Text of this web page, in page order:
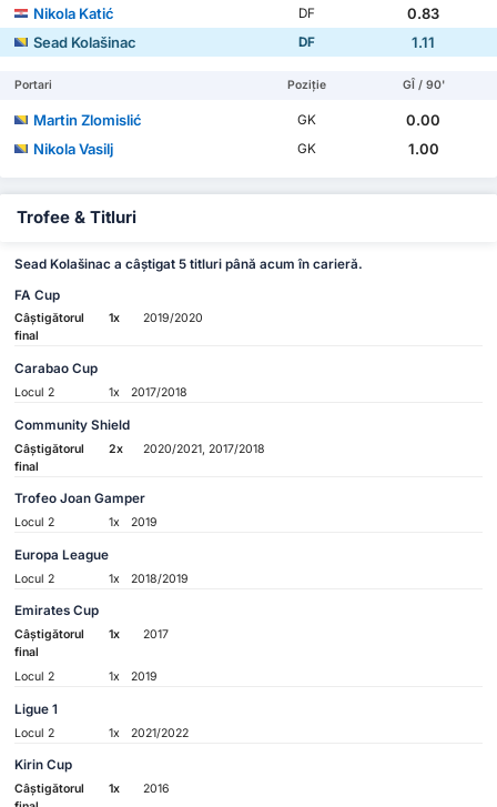
Nikola Katić
DF
0.83
Sead Kolašinac
DF 1.11
Portari Poziție GÎ / 90'
Martin Zlomislić GK
0.00
Nikola Vasilj
GK 1.00
Trofee & Titluri
Sead Kolašinac a câștigat 5 titluri până acum în carieră.
FA Cup
Câștigătorul
final
1x 2019/2020
Carabao Cup
Locul 2 1x 2017/2018
Community Shield
Câștigătorul
final
2x 2020/2021, 2017/2018
Trofeo Joan Gamper
Locul 2 1x 2019
Europa League
Locul 2 1x 2018/2019
Emirates Cup
Câștigătorul
final
1x 2017
Locul 2 1x 2019
Ligue 1
Locul 2 1x 2021/2022
Kirin Cup
Câștigătorul
1x 2016